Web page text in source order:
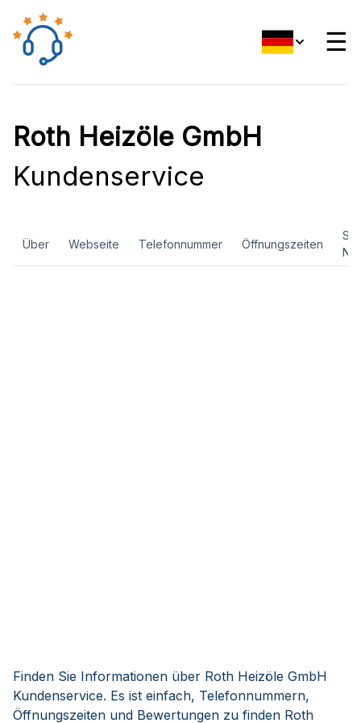
☰
Roth Heizöle GmbH
Kundenservice
Über Webseite Telefonnummer Öffnungszeiten
Finden Sie Informationen über Roth Heizöle GmbH
Kundenservice. Es ist einfach, Telefonnummern,
Öffnungszeiten und Bewertungen zu finden Roth